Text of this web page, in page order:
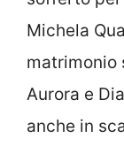
Michela
matrimonio
Aurora e
anche in